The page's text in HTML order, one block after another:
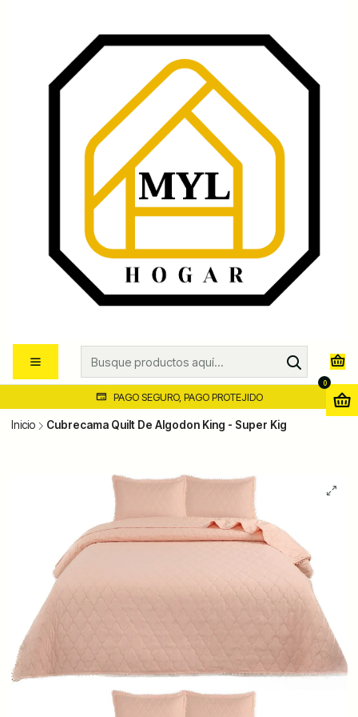
0
PAGO SEGURO, PAGO PROTEJIDO
Inicio Cubrecama Quilt De Algodon King - Super Kig